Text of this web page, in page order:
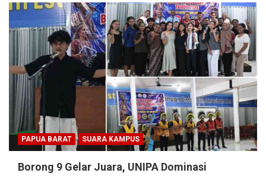
PAPUA BARAT SUARA KAMPUS
Borong 9 Gelar Juara, UNIPA Dominasi